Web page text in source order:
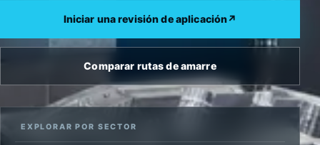
Iniciar una revisión de aplicación↗
Comparar rutas de amarre
EXPLORAR POR SECTOR